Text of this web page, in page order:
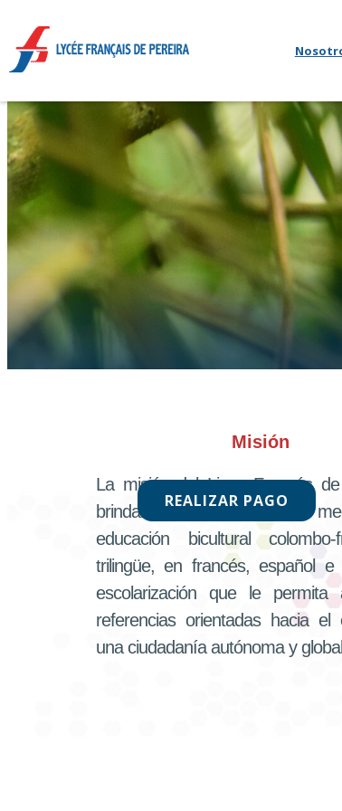
Misión
La misión del Liceo Francés
brindar a cada estudiante
educación bicultural
trilingüe, en francés, español e
escolarización que le permita
referencias orientadas hacia el
una ciudadanía autónoma y
REALIZAR PAGO